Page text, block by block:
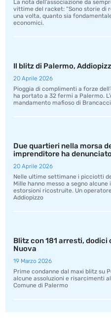
La nota dell’associazione da
vittime del racket: “Sono storie di
una volta, quanto sia
economici.
Il blitz di Palermo,
20 Aprile 2026
Pioggia di complimenti a forze
ha portato a 32 fermi a Palermo.
mandamento mafioso di
Due quartieri nella morsa
imprenditore ha
20 Aprile 2026
Nelle ultime settimane i picciotti
Mille hanno messo a segno
estorsioni ricostruite. Un
Addiopizzo
Blitz con 181 arresti,
Nuova
19 Marzo 2026
Prime condanne dal maxi blitz su
alcune assoluzioni e risarcimenti
Comune di Palermo